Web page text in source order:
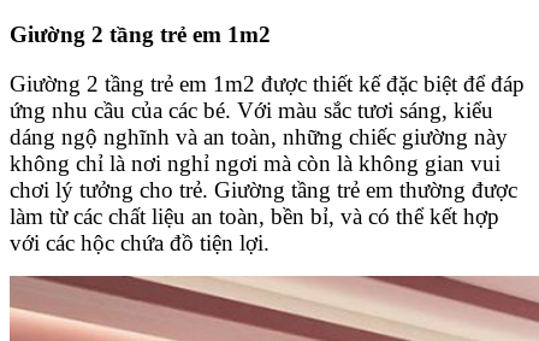
Giường 2 tầng trẻ em 1m2
Giường 2 tầng trẻ em 1m2 được thiết kế đặc biệt để đáp
ứng nhu cầu của các bé. Với màu sắc tươi sáng, kiểu
dáng ngộ nghĩnh và an toàn, những chiếc giường này
không chỉ là nơi nghỉ ngơi mà còn là không gian vui
chơi lý tưởng cho trẻ. Giường tầng trẻ em thường được
làm từ các chất liệu an toàn, bền bỉ, và có thể kết hợp
với các hộc chứa đồ tiện lợi.